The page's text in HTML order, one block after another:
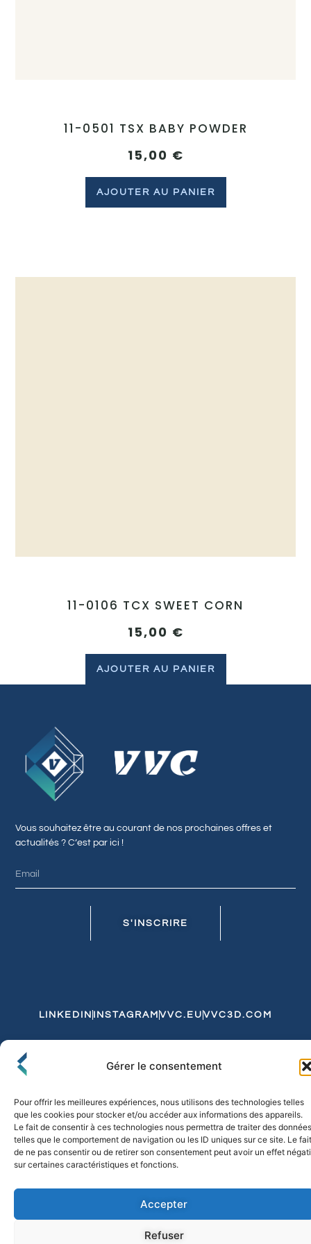
Gérer le consentement
Pour offrir les meilleures expériences, nous utilisons des technologies telles
que les cookies pour stocker et/ou accéder aux informations des appareils.
Le fait de consentir à ces technologies nous permettra de traiter des données
telles que le comportement de navigation ou les ID uniques sur ce site. Le fait
de ne pas consentir ou de retirer son consentement peut avoir un effet
sur certaines caractéristiques et fonctions.
Accepter
Refuser
11-0501 TSX BABY POWDER
15,00 €
AJOUTER AU PANIER
11-0106 TCX SWEET CORN
15,00 €
AJOUTER AU PANIER
Vous souhaitez être au courant de nos prochaines offres et
actualités ? C’est par ici !
S'INSCRIRE
LINKEDIN INSTAGRAM VVC.EU VVC3D.COM
Politique de Confidentialité et de CookiesExpédition et Livraison
© 2026 FLO & CO. All Rights Reserved